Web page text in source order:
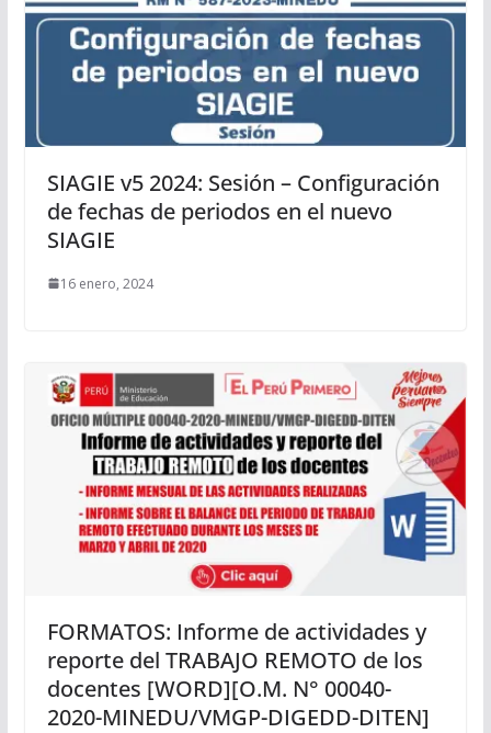
SIAGIE v5 2024: Sesión – Configuración
de fechas de periodos en el nuevo
SIAGIE
16 enero, 2024
FORMATOS: Informe de actividades y
reporte del TRABAJO REMOTO de los
docentes [WORD][O.M. N° 00040-
2020-MINEDU/VMGP-DIGEDD-DITEN]